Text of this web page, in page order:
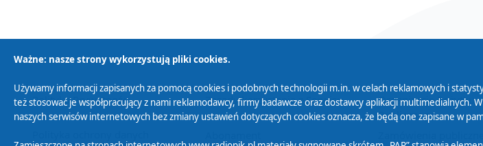
Polityka Prywatności Zasady korzystania z Serwisu
Organizacje Pożytku
Publicznego
Ważne: nasze strony wykorzystują pliki cookies.
Używamy informacji zapisanych za pomocą cookies i podobnych technologii m.in. w celach reklamowych i
też stosować je współpracujący z nami reklamodawcy, firmy badawcze oraz dostawcy aplikacji
naszych serwisów internetowych bez zmiany ustawień dotyczących cookies oznacza, że będą one zapisane w